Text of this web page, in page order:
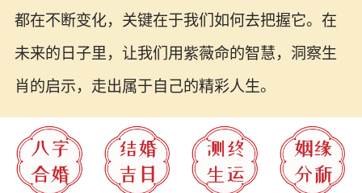
都在不断变化，关键在于我们如何去把握它。在
未来的日子里，让我们用紫薇命的智慧，洞察生
肖的启示，走出属于自己的精彩人生。